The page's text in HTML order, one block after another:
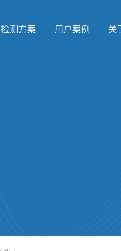
检测方案 用户案例 关